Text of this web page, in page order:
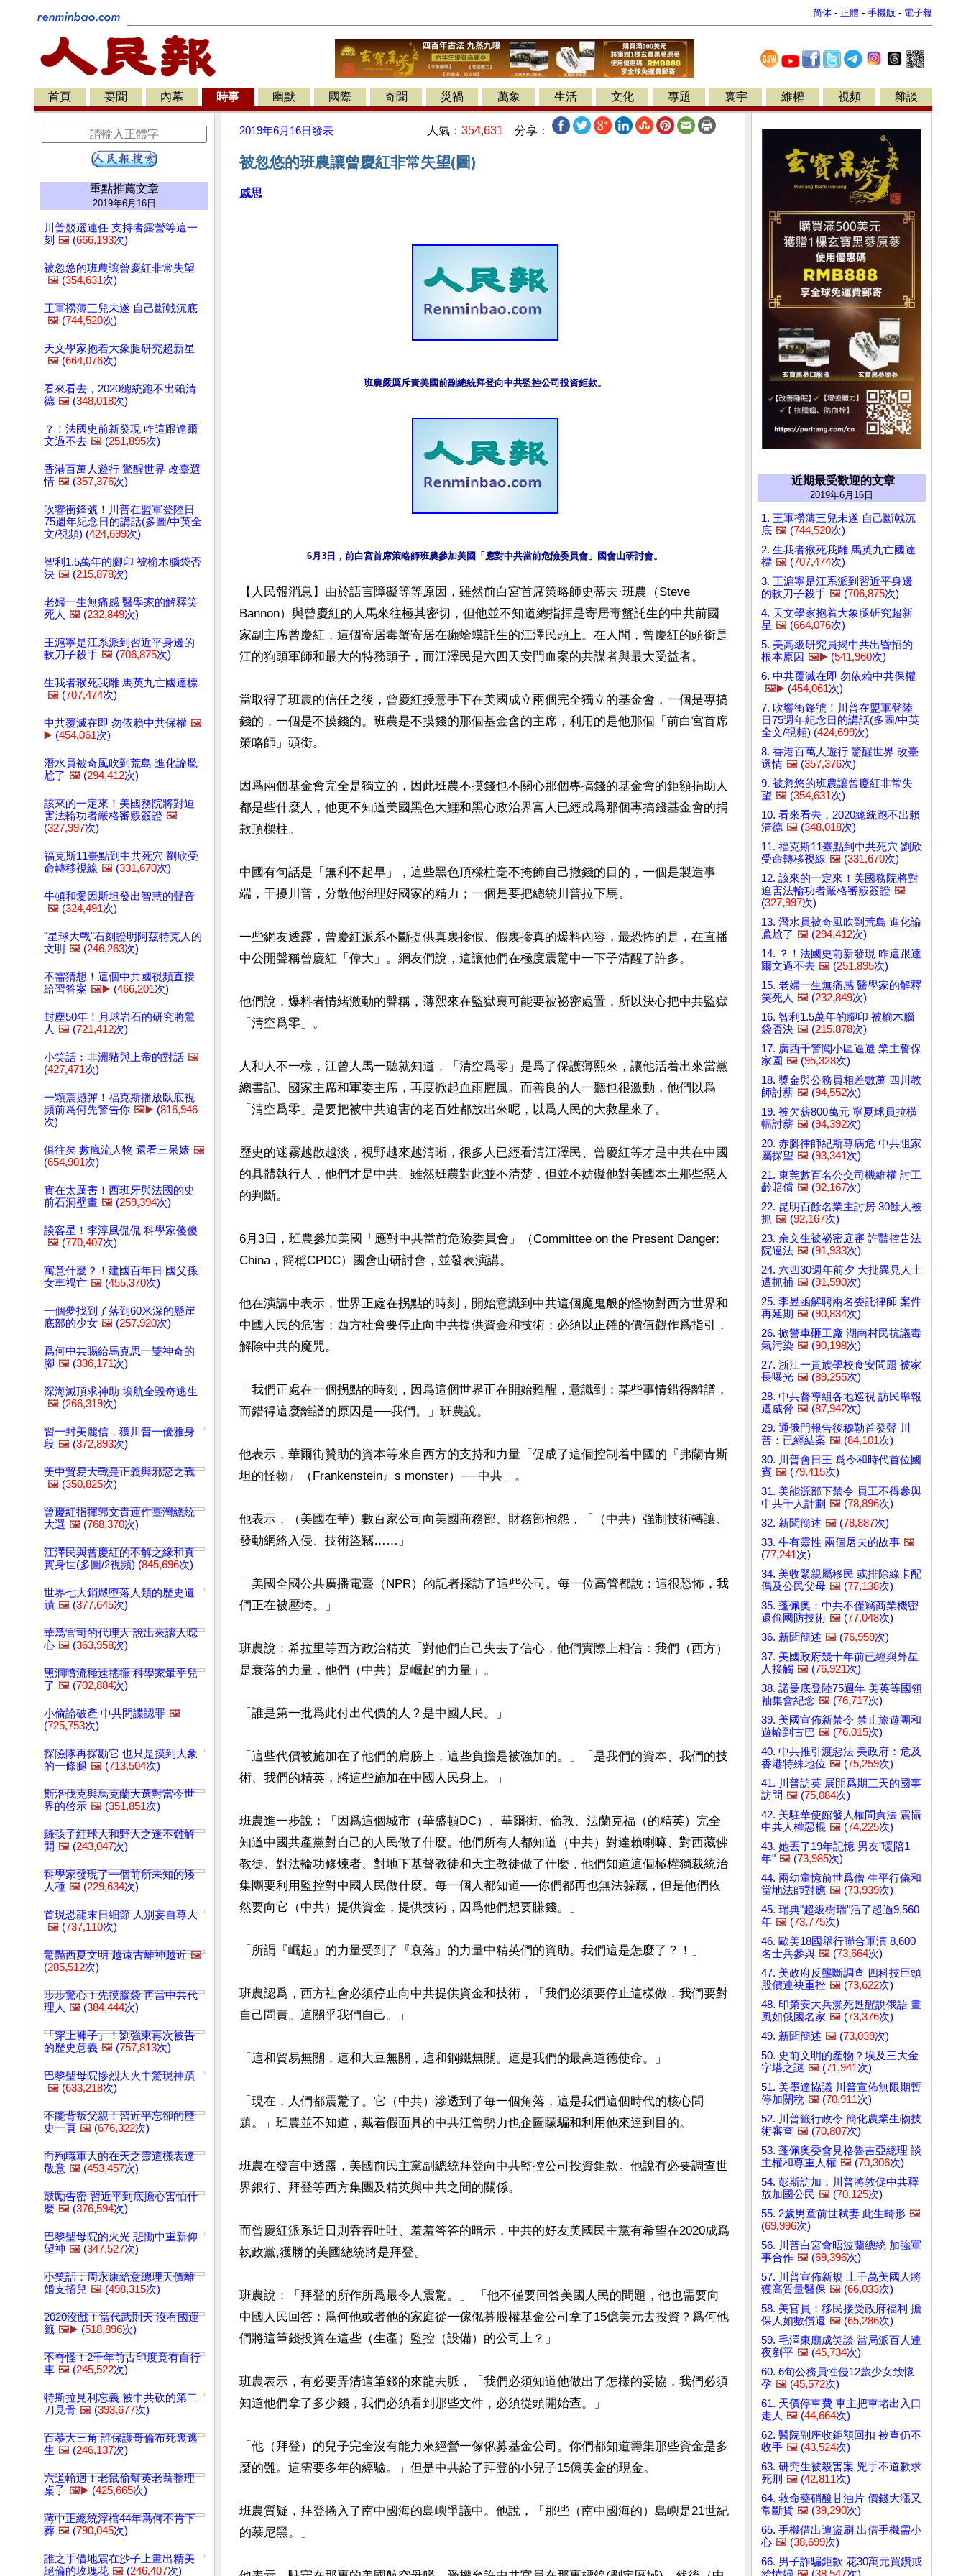
简体 - 正體 - 手機版 - 電子報
首頁 要聞 內幕 時事 幽默 國際 奇聞 災禍 萬象 生活 文化 專題 寰宇 維權 視頻 雜談
重點推薦文章
2019年6月16日
川普競選連任 支持者露營等這一
刻 🖼️ (666,193次)
被忽悠的班農讓曾慶紅非常失望
🖼️ (354,631次)
王軍撈薄三兒未遂 自己斷戟沉底
🖼️ (744,520次)
天文學家抱着大象腿研究超新星
🖼️ (664,076次)
看來看去，2020總統跑不出賴清
德 🖼️ (348,018次)
？！法國史前新發現 咋這跟達爾
文過不去 🖼️ (251,895次)
香港百萬人遊行 驚醒世界 改臺選
情 🖼️ (357,376次)
吹響衝鋒號！川普在盟軍登陸日
75週年紀念日的講話(多圖/中英全
文/視頻) (424,699次)
智利1.5萬年的腳印 被榆木腦袋否
決 🖼️ (215,878次)
老婦一生無痛感 醫學家的解釋笑
死人 🖼️ (232,849次)
王滬寧是江系派到習近平身邊的
軟刀子殺手 🖼️ (706,875次)
生我者猴死我雕 馬英九亡國達標
🖼️ (707,474次)
中共覆滅在即 勿依賴中共保權 🖼️
▶️ (454,061次)
潛水員被奇風吹到荒島 進化論尷
尬了 🖼️ (294,412次)
該來的一定來！美國務院將對迫
害法輪功者嚴格審覈簽證 🖼️
(327,997次)
福克斯11臺點到中共死穴 劉欣受
命轉移視線 🖼️ (331,670次)
牛頓和愛因斯坦發出智慧的聲音
🖼️ (324,491次)
"星球大戰"石刻證明阿茲特克人的
文明 🖼️ (246,263次)
不需猜想！這個中共國視頻直接
給習答案 🖼️▶️ (466,201次)
封塵50年！月球岩石的研究將驚
人 🖼️ (721,412次)
小笑話：非洲豬與上帝的對話 🖼️
(427,471次)
一顆震撼彈！福克斯播放臥底視
頻前爲何先警告你 🖼️▶️ (816,946
次)
俱往矣 數瘋流人物 還看三呆婊 🖼️
(654,901次)
實在太厲害！西班牙與法國的史
前石洞壁畫 🖼️ (259,394次)
談客星！李淳風侃侃 科學家傻傻
🖼️ (770,407次)
寓意什麼？！建國百年日 國父孫
女車禍亡 🖼️ (455,370次)
一個夢找到了落到60米深的懸崖
底部的少女 🖼️ (257,920次)
爲何中共賜給馬克思一雙神奇的
腳 🖼️ (336,171次)
深海滅頂求神助 埃航全毀奇逃生
🖼️ (266,319次)
習一封美麗信，獲川普一優雅身
段 🖼️ (372,893次)
美中貿易大戰是正義與邪惡之戰
🖼️ (350,825次)
曾慶紅指揮郭文貴運作臺灣總統
大選 🖼️ (768,370次)
江澤民與曾慶紅的不解之緣和真
實身世(多圖/2視頻) (845,696次)
世界七大銷燬墮落人類的歷史遺
蹟 🖼️ (377,645次)
華爲官司的代理人 說出來讓人噁
心 🖼️ (363,958次)
黑洞噴流極速搖擺 科學家暈乎兒
了 🖼️ (702,884次)
小偷論破產 中共間諜認罪 🖼️
(725,753次)
探險隊再探勘它 也只是摸到大象
的一條腿 🖼️ (713,504次)
斯洛伐克與烏克蘭大選對當今世
界的啓示 🖼️ (351,851次)
綠孩子紅球人和野人之迷不難解
開 🖼️ (243,047次)
科學家發現了一個前所未知的矮
人種 🖼️ (229,634次)
首現恐龍末日細節 人別妄自尊大
🖼️ (737,110次)
驚豔西夏文明 越遠古離神越近 🖼️
(285,512次)
步步驚心！先摸腦袋 再當中共代
理人 🖼️ (384,444次)
「穿上褲子」！劉強東再次被告
的歷史意義 🖼️ (757,813次)
巴黎聖母院慘烈大火中驚現神蹟
🖼️ (633,218次)
不能背叛父親！習近平忘卻的歷
史一頁 🖼️ (676,322次)
向殉職軍人的在天之靈這樣表達
敬意 🖼️ (453,457次)
鼓勵告密 習近平到底擔心害怕什
麼 🖼️ (376,594次)
巴黎聖母院的火光 悲慟中重新仰
望神 🖼️ (347,527次)
小笑話：周永康給意總理天價離
婚支招兒 🖼️ (498,315次)
2020沒戲！當代武則天 沒有國運
籤 🖼️▶️ (518,896次)
不奇怪！2千年前古印度竟有自行
車 🖼️ (245,522次)
特斯拉見利忘義 被中共砍的第二
刀見骨 🖼️ (393,677次)
百慕大三角 誰保護哥倫布死裏逃
生 🖼️ (246,137次)
六道輪迴！老鼠偷幫英老翁整理
桌子 🖼️▶️ (425,665次)
蔣中正總統浮棺44年爲何不肯下
葬 🖼️ (790,045次)
誰之手借地震在沙子上畫出精美
絕倫的玫瑰花 🖼️ (246,407次)
2019年6月16日發表 人氣： 354,631 分享：
被忽悠的班農讓曾慶紅非常失望(圖)
戚思
班農嚴厲斥責美國前副總統拜登向中共監控公司投資鉅款。
6月3日，前白宮首席策略師班農參加美國「應對中共當前危險委員會」國會山研討會。
【人民報消息】由於語言障礙等等原因，雖然前白宮首席策略師史蒂夫·班農（Steve
Bannon）與曾慶紅的人馬來往極其密切，但他並不知道總指揮是寄居毒蟹託生的中共前國
家副主席曾慶紅，這個寄居毒蟹寄居在癩蛤蟆託生的江澤民頭上。在人間，曾慶紅的頭銜是
江的狗頭軍師和最大的特務頭子，而江澤民是六四天安門血案的共謀者與最大受益者。
當取得了班農的信任之後，曾慶紅授意手下在美國成立兩個完全獨立的基金會，一個是專搞
錢的，一個是不摸錢的。班農是不摸錢的那個基金會的主席，利用的是他那個「前白宮首席
策略師」頭銜。
因爲兩個基金會完全是獨立的，因此班農不摸錢也不關心那個專搞錢的基金會的鉅額捐助人
都是些什麼人，他更不知道美國黑色大鱷和黑心政治界富人已經成爲那個專搞錢基金會的捐
款頂樑柱。
中國有句話是「無利不起早」，這些黑色頂樑柱毫不掩飾自己撒錢的目的，一個是製造事
端，干擾川普，分散他治理好國家的精力；一個是要把總統川普拉下馬。
一些網友透露，曾慶紅派系不斷提供真裏摻假、假裏摻真的爆料內容，最恐怖的是，在直播
中公開聲稱曾慶紅「偉大」。網友們說，這讓他們在極度震驚中一下子清醒了許多。
他們說，爆料者情緒激動的聲稱，薄熙來在監獄裏可能要被祕密處置，所以決心把中共監獄
「清空爲零」。
人和人不一樣，江曾人馬一聽就知道，「清空爲零」是爲了保護薄熙來，讓他活着出來當黨
總書記、國家主席和軍委主席，再度掀起血雨腥風。而善良的人一聽也很激動，他們以爲
「清空爲零」是要把被中共迫害的老百姓都放出來呢，以爲人民的大救星來了。
歷史的迷霧越散越淡，視野越來越清晰，很多人已經看清江澤民、曾慶紅等才是中共在中國
的具體執行人，他們才是中共。雖然班農對此並不清楚，但並不妨礙他對美國本土那些惡人
的判斷。
6月3日，班農參加美國「應對中共當前危險委員會」（Committee on the Present Danger:
China，簡稱CPDC）國會山研討會，並發表演講。
他在演講中表示，世界正處在拐點的時刻，開始意識到中共這個魔鬼般的怪物對西方世界和
中國人民的危害；西方社會要停止向中共提供資金和技術；必須以正確的價值觀作爲指引，
解除中共的魔咒。
「我們正處在一個拐點的時刻，因爲這個世界正在開始甦醒，意識到：某些事情錯得離譜，
而錯得這麼離譜的原因是──我們。」班農說。
他表示，華爾街贊助的資本等來自西方的支持和力量「促成了這個控制着中國的『弗蘭肯斯
坦的怪物』（Frankenstein』s monster）──中共」。
他表示，（美國在華）數百家公司向美國商務部、財務部抱怨，「（中共）強制技術轉讓、
發動網絡入侵、技術盜竊……」
「美國全國公共廣播電臺（NPR）的記者採訪了這些公司。每一位高管都說：這很恐怖，我
們正在被壓垮。」
班農說：希拉里等西方政治精英「對他們自己失去了信心，他們實際上相信：我們（西方）
是衰落的力量，他們（中共）是崛起的力量」。
「誰是第一批爲此付出代價的人？是中國人民。」
「這些代價被施加在了他們的肩膀上，這些負擔是被強加的。」「是我們的資本、我們的技
術、我們的精英，將這些施加在中國人民身上。」
班農進一步說：「因爲這個城市（華盛頓DC）、華爾街、倫敦、法蘭克福（的精英）完全
知道中國共產黨對自己的人民做了什麼。他們所有人都知道（中共）對達賴喇嘛、對西藏佛
教徒、對法輪功修煉者、對地下基督教徒和天主教徒做了什麼，他們知道這個極權獨裁統治
集團要利用監控對中國人民做什麼。每一個人都知道──你們都再也無法躲藏，但是他們依
然要向它（中共）提供資金，提供技術，因爲他們想要賺錢。」
「所謂『崛起』的力量受到了『衰落』的力量中精英們的資助。我們這是怎麼了？！」
班農認爲，西方社會必須停止向中共提供資金和技術，「我們必須要停止這樣做，我們要對
自己問責。這關乎我們自己。」
「這和貿易無關，這和大豆無關，這和鋼鐵無關。這是我們的最高道德使命。」
「現在，人們都震驚了。它（中共）滲透到了每一個角落，這是我們這個時代的核心問
題。」班農並不知道，戴着假面具的中共江曾勢力也企圖矇騙和利用他來達到目的。
班農在發言中透露，美國前民主黨副總統拜登向中共監控公司投資鉅款。他說有必要調查世
界銀行、拜登等西方集團及精英與中共之間的關係。
而曾慶紅派系近日則吞吞吐吐、羞羞答答的暗示，中共的好友美國民主黨有希望在2020成爲
執政黨,獲勝的美國總統將是拜登。
班農說：「拜登的所作所爲最令人震驚。」 「他不僅要回答美國人民的問題，他也需要向
中國人民回答：爲何他或者他的家庭從一傢俬募股權基金公司拿了15億美元去投資？爲何他
們將這筆錢投資在這些（生產）監控（設備）的公司上？」
班農表示，有必要弄清這筆錢的來龍去脈，「我們必須知道他做出了怎樣的妥協，我們必須
知道他們拿了多少錢，我們必須看到那些文件，必須從頭開始查。」
「他（拜登）的兒子完全沒有能力來經營一傢俬募基金公司。你們都知道籌集那些資金是多
麼的難。這需要多年的經驗。」但是中共給了拜登的小兒子15億美金的現金。
班農質疑，拜登捲入了南中國海的島嶼爭議中。他說，「那些（南中國海的）島嶼是21世紀
的慕尼黑。」
近期最受歡迎的文章
2019年6月16日
1. 王軍撈薄三兒未遂 自己斷戟沉
底 🖼️ (744,520次)
2. 生我者猴死我雕 馬英九亡國達
標 🖼️ (707,474次)
3. 王滬寧是江系派到習近平身邊
的軟刀子殺手 🖼️ (706,875次)
4. 天文學家抱着大象腿研究超新
星 🖼️ (664,076次)
5. 美高級研究員揭中共出昏招的
根本原因 🖼️▶️ (541,960次)
6. 中共覆滅在即 勿依賴中共保權
🖼️▶️ (454,061次)
7. 吹響衝鋒號！川普在盟軍登陸
日75週年紀念日的講話(多圖/中英
全文/視頻) (424,699次)
8. 香港百萬人遊行 驚醒世界 改臺
選情 🖼️ (357,376次)
9. 被忽悠的班農讓曾慶紅非常失
望 🖼️ (354,631次)
10. 看來看去，2020總統跑不出賴
清德 🖼️ (348,018次)
11. 福克斯11臺點到中共死穴 劉欣
受命轉移視線 🖼️ (331,670次)
12. 該來的一定來！美國務院將對
迫害法輪功者嚴格審覈簽證 🖼️
(327,997次)
13. 潛水員被奇風吹到荒島 進化論
尷尬了 🖼️ (294,412次)
14. ？！法國史前新發現 咋這跟達
爾文過不去 🖼️ (251,895次)
15. 老婦一生無痛感 醫學家的解釋
笑死人 🖼️ (232,849次)
16. 智利1.5萬年的腳印 被榆木腦
袋否決 🖼️ (215,878次)
17. 廣西千警闖小區逼遷 業主誓保
家園 🖼️ (95,328次)
18. 獎金與公務員相差數萬 四川教
師討薪 🖼️ (94,552次)
19. 被欠薪800萬元 寧夏球員拉橫
幅討薪 🖼️ (94,392次)
20. 赤腳律師紀斯尊病危 中共阻家
屬探望 🖼️ (93,341次)
21. 東莞數百名公交司機維權 討工
齡賠償 🖼️ (92,167次)
22. 昆明百餘名業主討房 30餘人被
抓 🖼️ (92,167次)
23. 余文生被祕密庭審 許豔控告法
院違法 🖼️ (91,933次)
24. 六四30週年前夕 大批異見人士
遭抓捕 🖼️ (91,590次)
25. 李昱函解聘兩名委託律師 案件
再延期 🖼️ (90,834次)
26. 掀警車砸工廠 湖南村民抗議毒
氣污染 🖼️ (90,198次)
27. 浙江一貴族學校食安問題 被家
長曝光 🖼️ (89,255次)
28. 中共督導組各地巡視 訪民舉報
遭威脅 🖼️ (87,942次)
29. 通俄門報告後穆勒首發聲 川
普：已經結案 🖼️ (84,101次)
30. 川普會日王 爲令和時代首位國
賓 🖼️ (79,415次)
31. 美能源部下禁令 員工不得參與
中共千人計劃 🖼️ (78,896次)
32. 新聞簡述 🖼️ (78,887次)
33. 牛有靈性 兩個屠夫的故事 🖼️
(77,241次)
34. 美收緊親屬移民 或排除綠卡配
偶及公民父母 🖼️ (77,138次)
35. 蓬佩奧：中共不僅竊商業機密
還偷國防技術 🖼️ (77,048次)
36. 新聞簡述 🖼️ (76,959次)
37. 美國政府幾十年前已經與外星
人接觸 🖼️ (76,921次)
38. 諾曼底登陸75週年 美英等國領
袖集會紀念 🖼️ (76,717次)
39. 美國宣佈新禁令 禁止旅遊團和
遊輪到古巴 🖼️ (76,015次)
40. 中共推引渡惡法 美政府：危及
香港特殊地位 🖼️ (75,259次)
41. 川普訪英 展開爲期三天的國事
訪問 🖼️ (75,084次)
42. 美駐華使館發人權問責法 震懾
中共人權惡棍 🖼️ (74,225次)
43. 她丟了19年記憶 男友"暖陪1
年" 🖼️ (73,985次)
44. 兩幼童憶前世爲僧 生平行儀和
當地法師對應 🖼️ (73,939次)
45. 瑞典"超級樹瑞"活了超過9,560
年 🖼️ (73,775次)
46. 歐美18國舉行聯合軍演 8,600
名士兵參與 🖼️ (73,664次)
47. 美政府反壟斷調查 四科技巨頭
股價連袂重挫 🖼️ (73,622次)
48. 印第安大兵瀕死甦醒說俄語 畫
風如俄國名家 🖼️ (73,376次)
49. 新聞簡述 🖼️ (73,039次)
50. 史前文明的產物？埃及三大金
字塔之謎 🖼️ (71,941次)
51. 美墨達協議 川普宣佈無限期暫
停加關稅 🖼️ (70,911次)
52. 川普籤行政令 簡化農業生物技
術審查 🖼️ (70,807次)
53. 蓬佩奧委會見格魯吉亞總理 談
主權和尊重人權 🖼️ (70,306次)
54. 彭斯訪加：川普將敦促中共釋
放加國公民 🖼️ (70,125次)
55. 2歲男童前世弒妻 此生畸形 🖼️
(69,996次)
56. 川普白宮會晤波蘭總統 加強軍
事合作 🖼️ (69,396次)
57. 川普宣佈新規 上千萬美國人將
獲高質量醫保 🖼️ (66,033次)
58. 美官員：移民接受政府福利 擔
保人如數償還 🖼️ (65,286次)
59. 毛澤東廟成笑談 當局派百人連
夜剷平 🖼️ (45,734次)
60. 6旬公務員性侵12歲少女致懷
孕 🖼️ (45,572次)
61. 天價停車費 車主把車堵出入口
走人 🖼️ (44,664次)
62. 醫院副座收鉅額回扣 被查仍不
收手 🖼️ (43,524次)
63. 研究生被殺害案 兇手不道歉求
死刑 🖼️ (42,811次)
64. 救命藥硝酸甘油片 價錢大漲又
常斷貨 🖼️ (39,290次)
65. 手機借出遭盜刷 出借手機需小
心 🖼️ (38,699次)
66. 男子詐騙鉅款 花30萬元買鑽戒
給情婦 🖼️ (38,547次)